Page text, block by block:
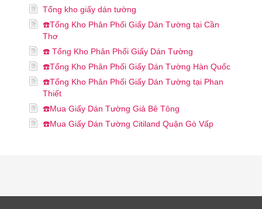
Tổng kho giấy dán tường
☎️Tổng Kho Phân Phối Giấy Dán Tường tại Cần
Thơ
☎️ Tổng Kho Phân Phối Giấy Dán Tường
☎️Tổng Kho Phân Phối Giấy Dán Tường Hàn Quốc
☎️Tổng Kho Phân Phối Giấy Dán Tường tại Phan
Thiết
☎️Mua Giấy Dán Tường Giả Bê Tông
☎️Mua Giấy Dán Tường Citiland Quận Gò Vấp